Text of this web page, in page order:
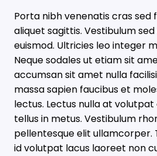
Porta nibh venenatis cras sed
aliquet sagittis. Vestibulum
euismod. Ultricies leo integer
Neque sodales ut etiam sit
accumsan sit amet nulla
massa sapien faucibus et
lectus. Lectus nulla at
tellus in metus. Vestibulum
pellentesque elit ullamcorper.
id volutpat lacus laoreet non